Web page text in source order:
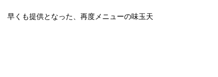
早くも提供となった、再度メニューの味玉天